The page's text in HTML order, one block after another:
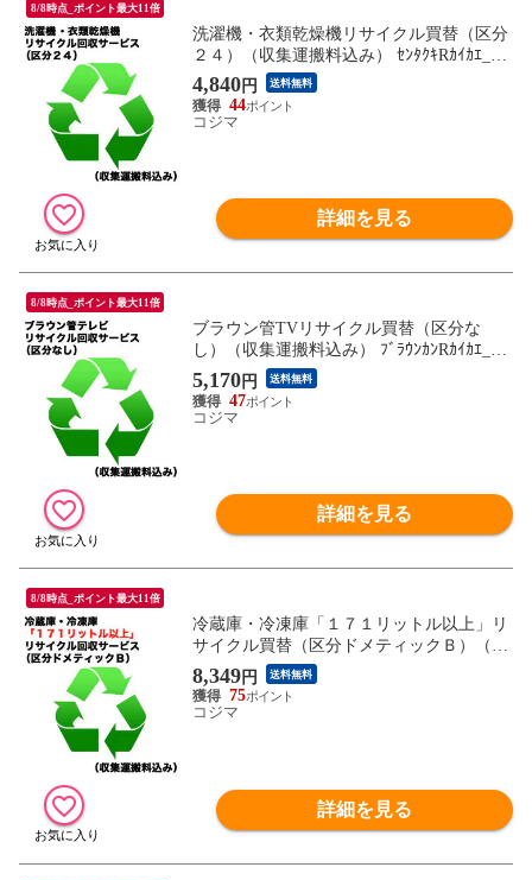
8/8時点_ポイント最大11倍
洗濯機・衣類乾燥機リサイクル買替（区分
２４）（収集運搬料込み） ｾﾝﾀｸｷRｶｲｶｴ_24
（対象商品との同時注文時のみ承りま
す。）
4,840円 送料無料
44
コジマ
詳細を見る
8/8時点_ポイント最大11倍
ブラウン管TVリサイクル買替（区分な
し）（収集運搬料込み） ﾌﾞﾗｳﾝｶﾝRｶｲｶｴ_ｸ
ﾌﾞﾝﾅｼ（対象商品との同時注文時のみ承り
ます。）
5,170円 送料無料
47
コジマ
詳細を見る
8/8時点_ポイント最大11倍
冷蔵庫・冷凍庫「１７１リットル以上」リ
サイクル買替（区分ドメティックＢ）（収
集運搬料込み） ﾚｲｿﾞｳｺRｶｲｶｴ_ﾄﾞﾒB（対象
商品との同時注文時のみ承ります。）
8,349円 送料無料
75
コジマ
詳細を見る